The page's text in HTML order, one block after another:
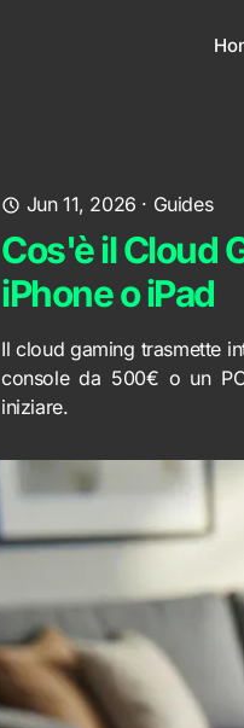
Jun 11, 2026 · Guides
Cos'è il Cloud
iPhone o iPad
Il cloud gaming trasmette
console da 500€ o un
iniziare.